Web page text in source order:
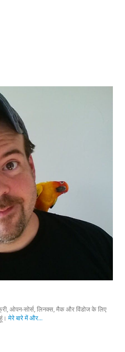
ओपन-सोर्स, लिनक्स, मैक और विंडोज के लिए
हूं।मेरे बारे में और...